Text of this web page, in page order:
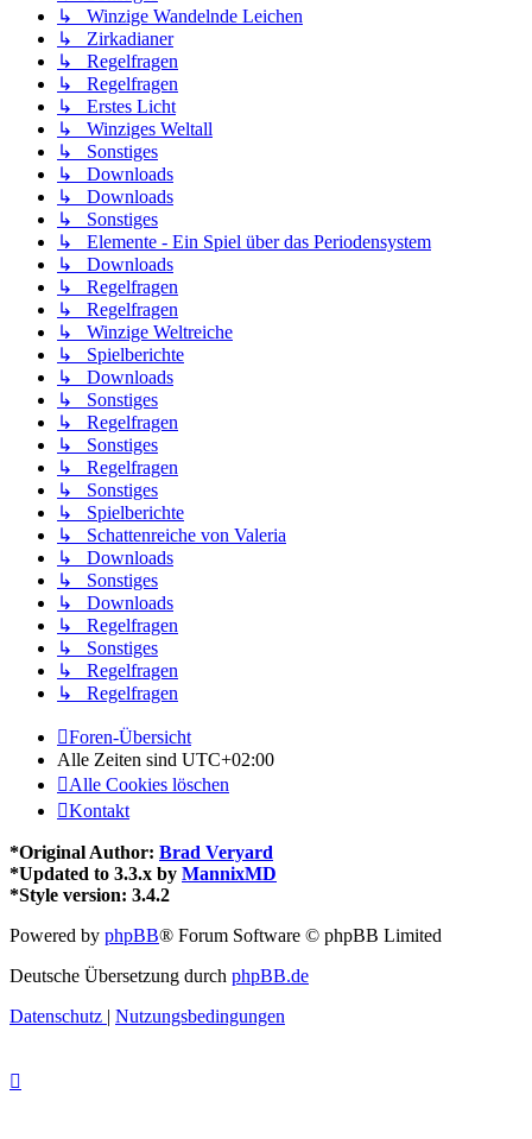
↳ Winzige Wandelnde Leichen
↳ Zirkadianer
↳ Regelfragen
↳ Regelfragen
↳ Erstes Licht
↳ Winziges Weltall
↳ Sonstiges
↳ Downloads
↳ Downloads
↳ Sonstiges
↳ Elemente - Ein Spiel über das Periodensystem
↳ Downloads
↳ Regelfragen
↳ Regelfragen
↳ Winzige Weltreiche
↳ Spielberichte
↳ Downloads
↳ Sonstiges
↳ Regelfragen
↳ Sonstiges
↳ Regelfragen
↳ Sonstiges
↳ Spielberichte
↳ Schattenreiche von Valeria
↳ Downloads
↳ Sonstiges
↳ Downloads
↳ Regelfragen
↳ Sonstiges
↳ Regelfragen
↳ Regelfragen
Foren-Übersicht
Alle Zeiten sind UTC+02:00
Alle Cookies löschen
Kontakt
*Original Author: Brad Veryard
*Updated to 3.3.x by MannixMD
*Style version: 3.4.2
Powered by phpBB® Forum Software © phpBB Limited
Deutsche Übersetzung durch phpBB.de
Datenschutz | Nutzungsbedingungen